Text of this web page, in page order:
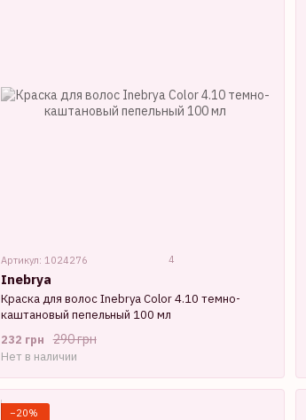
Артикул: 1024276 4
Inebrya
Краска для волос Inebrya Сolor 4.10 темно-
каштановый пепельный 100 мл
290 грн
232 грн
Нет в наличии
−20%